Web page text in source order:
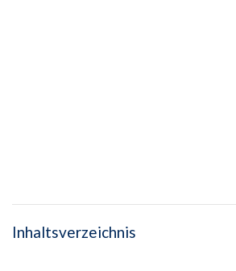
Inhaltsverzeichnis